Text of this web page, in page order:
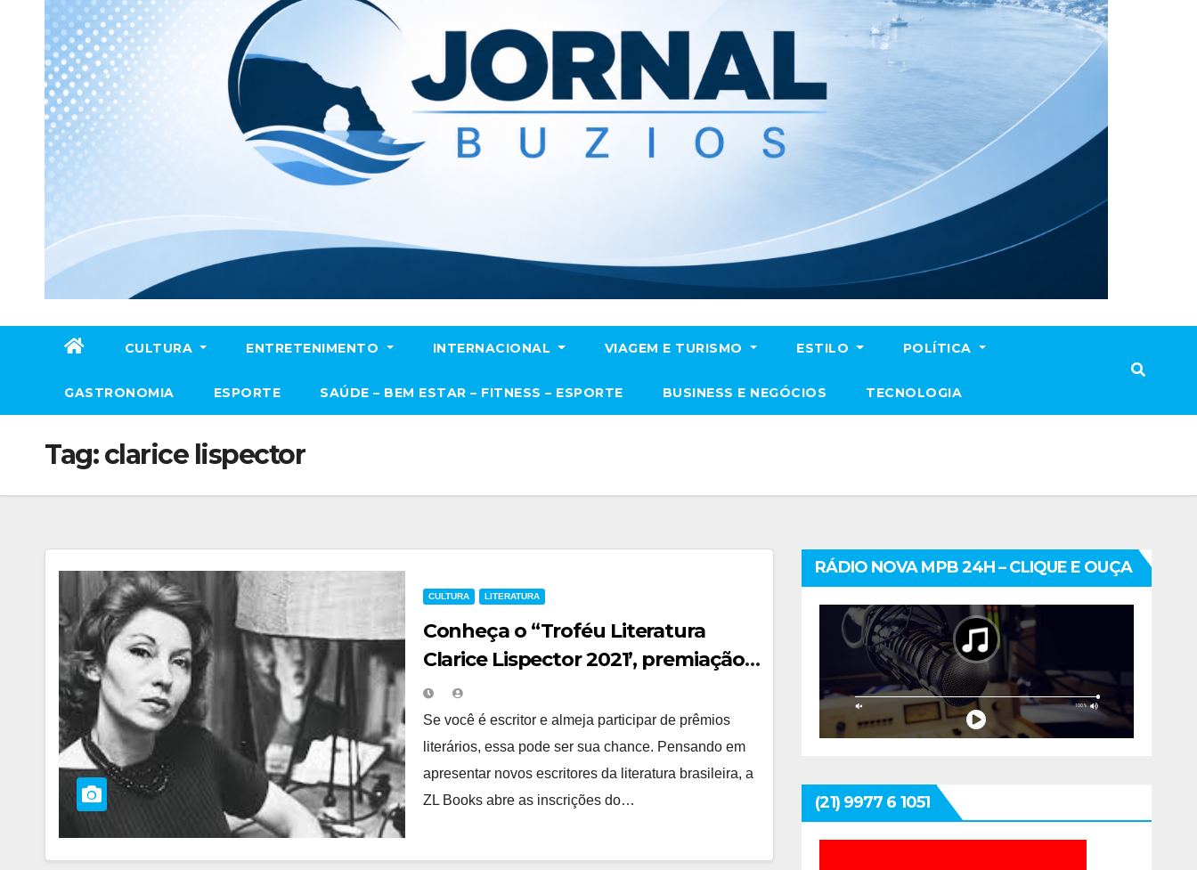
CULTURA ENTRETENIMENTO INTERNACIONAL VIAGEM E TURISMO ESTILO POLÍTICA
GASTRONOMIA ESPORTE SAÚDE – BEM ESTAR – FITNESS – ESPORTE BUSINESS E NEGÓCIOS TECNOLOGIA
Tag:clarice lispector
CULTURA LITERATURA
Conheça o “Troféu Literatura
Clarice Lispector 2021’, premiação
voltada para novos escritores
Se você é escritor e almeja participar de prêmios
literários, essa pode ser sua chance. Pensando em
apresentar novos escritores da literatura brasileira, a
ZL Books abre as inscrições do…
RÁDIO NOVA MPB 24H – CLIQUE E OUÇA
(21) 9977 6 1051